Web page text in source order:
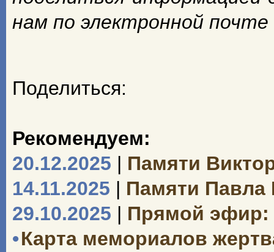
нам по электронной почте
Поделиться:
Рекомендуем:
20.12.2025 | Памяти
14.11.2025 | Памяти Павла
29.10.2025 | Прямой эфир:
•Карта мемориалов